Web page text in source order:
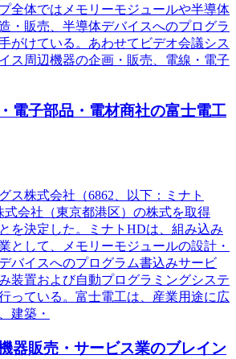
全体ではメモリーモジュールや半導体
・販売、半導体デバイスへのプログラ
がけている。あわせてビデオ会議シス
ス周辺機器の企画・販売、電線・電子
電子部品・電材商社の富士電工
ス株式会社（6862、以下：ミナト
会社（東京都港区）の株式を取得
を決定した。ミナトHDは、組み込み
として、メモリーモジュールの設計・
バイスへのプログラム書込みサービ
装置および自動プログラミングシステ
っている。富士電工は、産業用途に広
建築・
器販売・サービス業のブレイン